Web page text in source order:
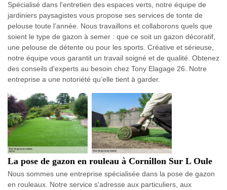
Spécialisé dans l'entretien des espaces verts, notre équipe de
jardiniers paysagistes vous propose ses services de tonte de
pelouse toute l’année. Nous travaillons et collaborons quels que
soient le type de gazon à semer : que ce soit un gazon décoratif,
une pelouse de détente ou pour les sports. Créative et sérieuse,
notre équipe vous garantit un travail soigné et de qualité. Obtenez
des conseils d'experts au besoin chez Tony Elagage 26. Notre
entreprise a une notoriété qu’elle tient à garder.
La pose de gazon en rouleau à Cornillon Sur L Oule
Nous sommes une entreprise spécialisée dans la pose de gazon
en rouleaux. Notre service s'adresse aux particuliers, aux